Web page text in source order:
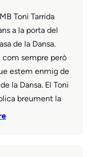
Toni Tarrida
a la porta del
de la Dansa.
com sempre però
estem enmig de
la Dansa. El Toni
breument la